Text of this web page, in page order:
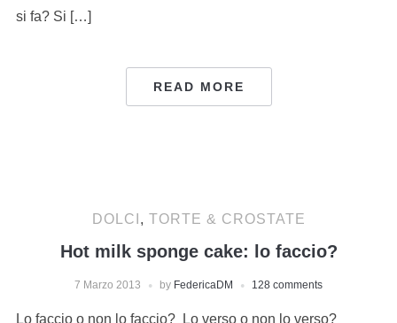
si fa? Si […]
READ MORE
DOLCI , TORTE & CROSTATE
Hot milk sponge cake: lo faccio?
7 Marzo 2013 by FedericaDM 128 comments
Lo faccio o non lo faccio? Lo verso o non lo verso?